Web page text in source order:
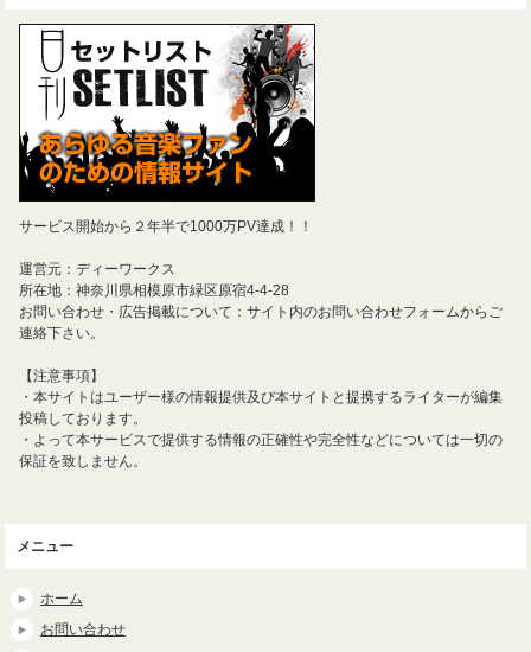
サービス開始から２年半で1000万PV達成！！
運営元：ディーワークス
所在地：神奈川県相模原市緑区原宿4-4-28
お問い合わせ・広告掲載について：サイト内のお問い合わせフォームからご
連絡下さい。
【注意事項】
・本サイトはユーザー様の情報提供及び本サイトと提携するライターが編集
投稿しております。
・よって本サービスで提供する情報の正確性や完全性などについては一切の
保証を致しません。
メニュー
ホーム
お問い合わせ